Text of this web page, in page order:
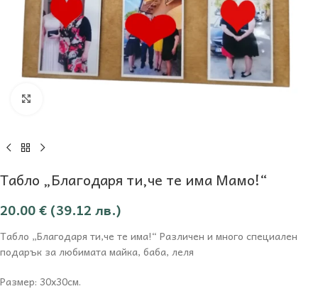
Табло „Благодаря ти,че те има Мамо!“
20.00€ (39.12 лв.)
Табло „Благодаря ти,че те има!“ Различен и много специален
подарък за любимата майка, баба, леля
Размер: 30х30см.